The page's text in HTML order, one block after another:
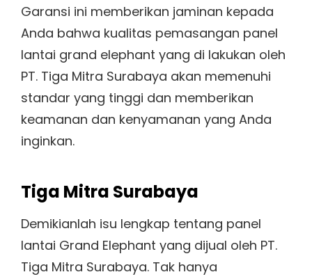
Garansi ini memberikan jaminan kepada
Anda bahwa kualitas pemasangan panel
lantai grand elephant yang di lakukan oleh
PT. Tiga Mitra Surabaya akan memenuhi
standar yang tinggi dan memberikan
keamanan dan kenyamanan yang Anda
inginkan.
Tiga Mitra Surabaya
Demikianlah isu lengkap tentang panel
lantai Grand Elephant yang dijual oleh PT.
Tiga Mitra Surabaya. Tak hanya